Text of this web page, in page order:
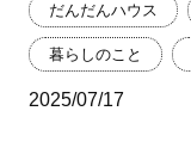
だんだんハウス
暮らしのこと
2025/07/17